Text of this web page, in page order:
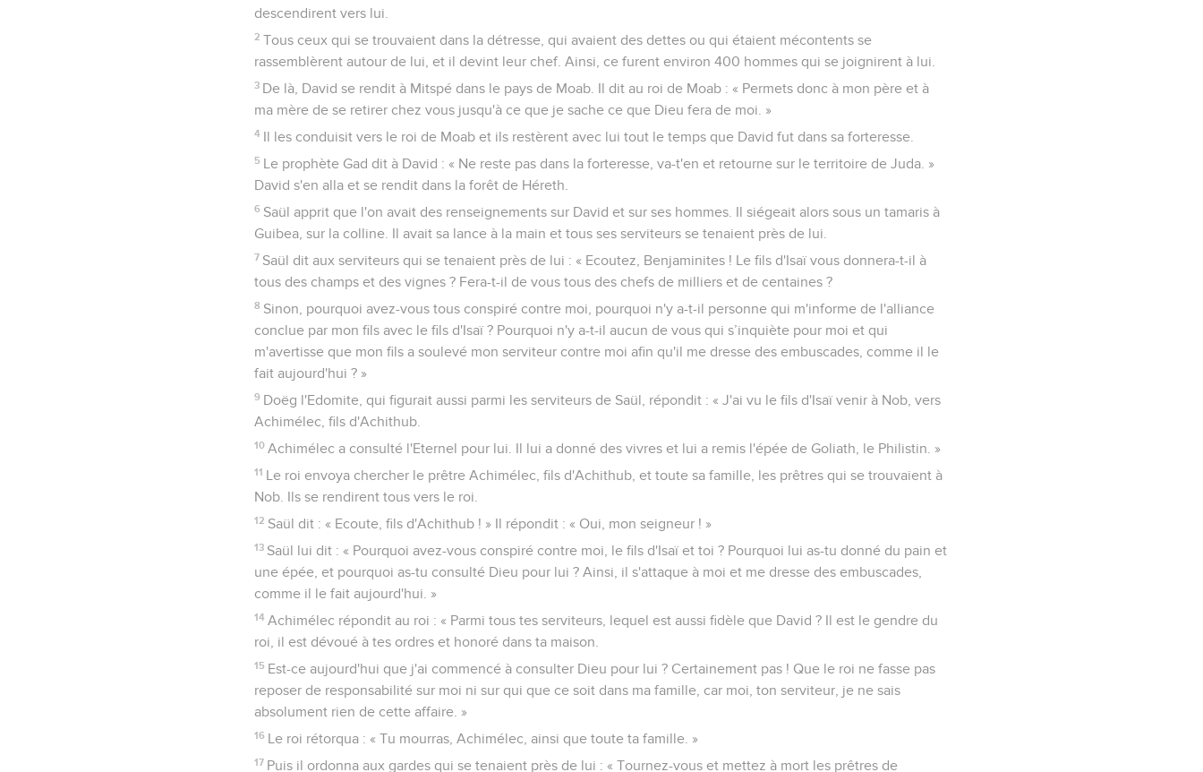
descendirent vers lui.
2 Tous ceux qui se trouvaient dans la détresse, qui avaient des dettes ou qui étaient mécontents se
rassemblèrent autour de lui, et il devint leur chef. Ainsi, ce furent environ 400 hommes qui se joignirent à lui.
3 De là, David se rendit à Mitspé dans le pays de Moab. Il dit au roi de Moab : « Permets donc à mon père et à
ma mère de se retirer chez vous jusqu'à ce que je sache ce que Dieu fera de moi. »
4 Il les conduisit vers le roi de Moab et ils restèrent avec lui tout le temps que David fut dans sa forteresse.
5
Le prophète Gad dit à David : « Ne reste pas dans la forteresse, va-t'en et retourne sur le territoire de Juda. »
David s'en alla et se rendit dans la forêt de Héreth.
6 Saül apprit que l'on avait des renseignements sur David et sur ses hommes. Il siégeait alors sous un tamaris à
Guibea, sur la colline. Il avait sa lance à la main et tous ses serviteurs se tenaient près de lui.
7 Saül dit aux serviteurs qui se tenaient près de lui : « Ecoutez, Benjaminites ! Le fils d'Isaï vous donnera-t-il à
tous des champs et des vignes ? Fera-t-il de vous tous des chefs de milliers et de centaines ?
8 Sinon, pourquoi avez-vous tous conspiré contre moi, pourquoi n'y a-t-il personne qui m'informe de l'alliance
conclue par mon fils avec le fils d'Isaï ? Pourquoi n'y a-t-il aucun de vous qui s’inquiète pour moi et qui
m'avertisse que mon fils a soulevé mon serviteur contre moi afin qu'il me dresse des embuscades, comme il le
fait aujourd'hui ? »
9 Doëg l'Edomite, qui figurait aussi parmi les serviteurs de Saül, répondit : « J'ai vu le fils d'Isaï venir à Nob, vers
Achimélec, fils d'Achithub.
10 Achimélec a consulté l'Eternel pour lui. Il lui a donné des vivres et lui a remis l'épée de Goliath, le Philistin. »
11
Le roi envoya chercher le prêtre Achimélec, fils d'Achithub, et toute sa famille, les prêtres qui se trouvaient à
Nob. Ils se rendirent tous vers le roi.
12 Saül dit : « Ecoute, fils d'Achithub ! » Il répondit : « Oui, mon seigneur ! »
13 Saül lui dit : « Pourquoi avez-vous conspiré contre moi, le fils d'Isaï et toi ? Pourquoi lui as-tu donné du pain et
une épée, et pourquoi as-tu consulté Dieu pour lui ? Ainsi, il s'attaque à moi et me dresse des embuscades,
comme il le fait aujourd'hui. »
14 Achimélec répondit au roi : « Parmi tous tes serviteurs, lequel est aussi fidèle que David ? Il est le gendre du
roi, il est dévoué à tes ordres et honoré dans ta maison.
15 Est-ce aujourd'hui que j'ai commencé à consulter Dieu pour lui ? Certainement pas ! Que le roi ne fasse pas
reposer de responsabilité sur moi ni sur qui que ce soit dans ma famille, car moi, ton serviteur, je ne sais
absolument rien de cette affaire. »
16 Le roi rétorqua : « Tu mourras, Achimélec, ainsi que toute ta famille. »
17 Puis il ordonna aux gardes qui se tenaient près de lui : « Tournez-vous et mettez à mort les prêtres de